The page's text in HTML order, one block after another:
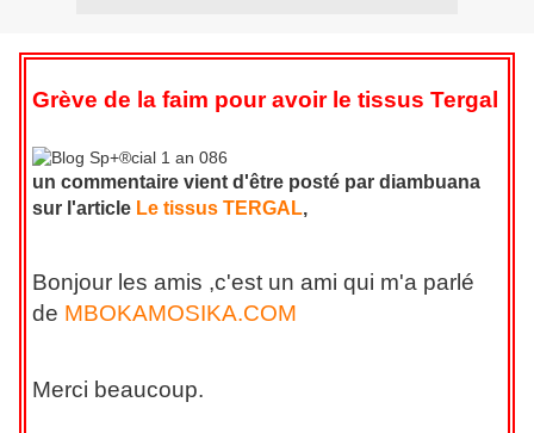
Grève de la faim pour avoir le tissus Tergal
un commentaire vient d'être posté par diambuana
sur l'article Le tissus TERGAL,
Bonjour les amis ,c'est un ami qui m'a parlé
de MBOKAMOSIKA.COM
Merci beaucoup.